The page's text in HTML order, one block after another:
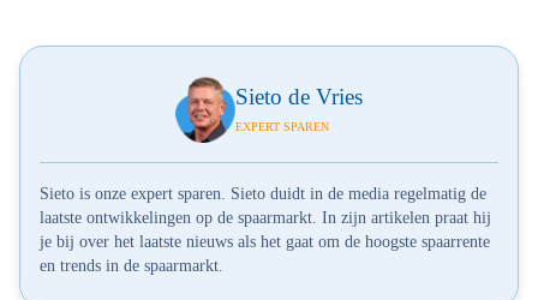
Sieto de Vries
EXPERT SPAREN
Sieto is onze expert sparen. Sieto duidt in de media regelmatig de
laatste ontwikkelingen op de spaarmarkt. In zijn artikelen praat hij
je bij over het laatste nieuws als het gaat om de hoogste spaarrente
en trends in de spaarmarkt.